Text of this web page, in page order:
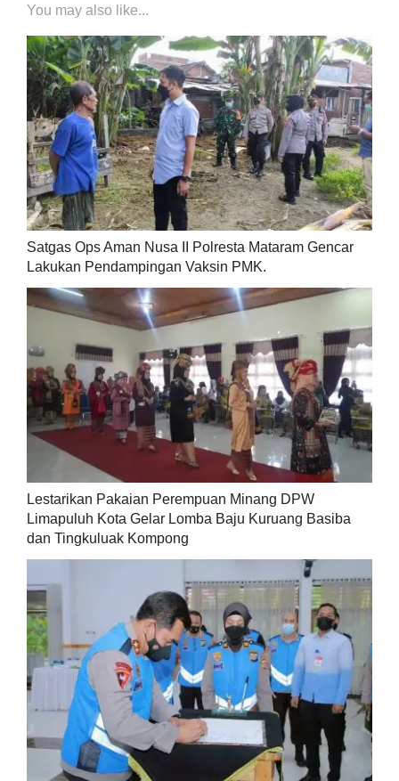
You may also like...
Satgas Ops Aman Nusa II Polresta Mataram Gencar
Lakukan Pendampingan Vaksin PMK.
Lestarikan Pakaian Perempuan Minang DPW
Limapuluh Kota Gelar Lomba Baju Kuruang Basiba
dan Tingkuluak Kompong